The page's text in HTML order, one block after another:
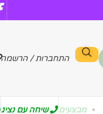
התחברות / הרשמה
מבצעים שיחה עם נציג